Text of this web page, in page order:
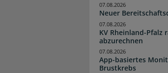
Neuer
07.08.2026
KV Rheinland-
abzurechnen
07.08.2026
App-basiertes
Brustkrebs
07.08.2026